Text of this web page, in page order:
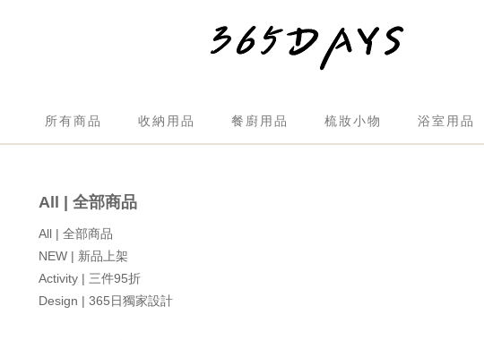
所有商品 收納用品 餐廚用品 梳妝小物 浴室用品
All | 全部商品
All | 全部商品
NEW | 新品上架
Activity | 三件95折
Design | 365日獨家設計